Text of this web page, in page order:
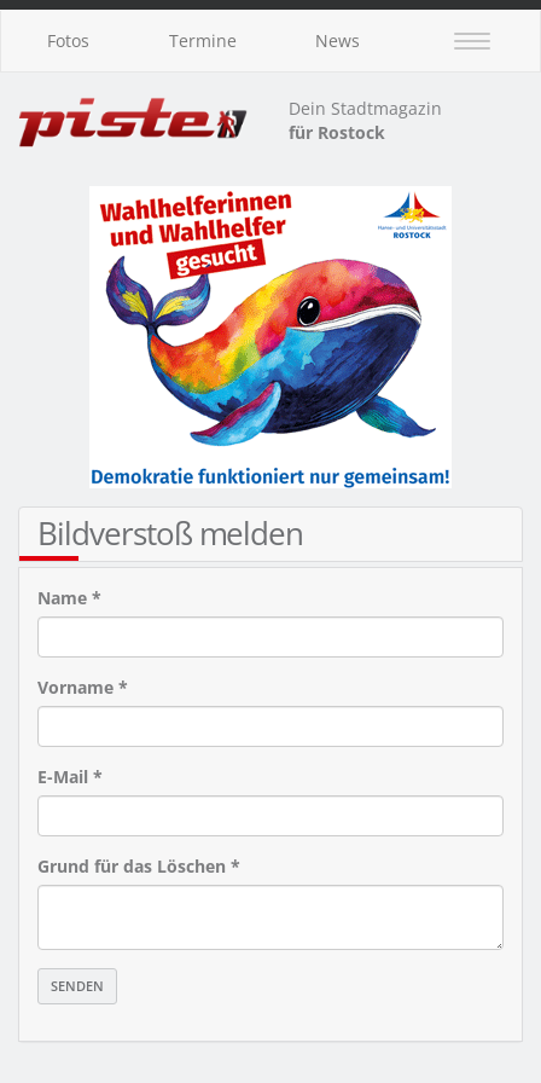
Fotos Termine News
Dein Stadtmagazin
für Rostock
Bildverstoß melden
Name *
Vorname *
E-Mail *
Grund für das Löschen *